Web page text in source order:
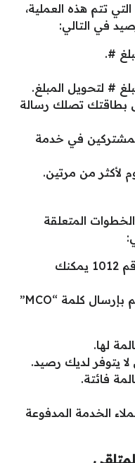
تتم هذه العملية،
في التالي:
بطاقتك تصلك رسالة
في خدمة
لأكثر من مرتين.
المتعلقة
عبر إرسال “C MCO” إلى الرقم 1012 يمكنك
لإلغاء الاشتراك في الخدمة قم بإرسال كلمة “MCO”
لها.
يتوفر لديك رصيد.
فائتة.
الخدمة المدفوعة